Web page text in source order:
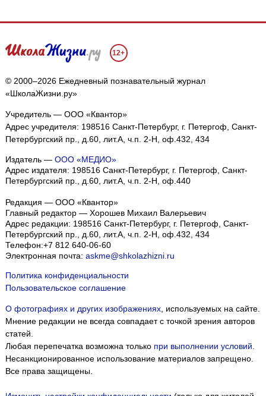
12+
© 2000–2026 Ежедневный познавательный журнал
«ШколаЖизни.ру»
Учредитель — ООО «Квантор»
Адрес учредителя: 198516 Санкт-Петербург, г. Петергоф, Санкт-
Петербургский пр., д.60, лит.А, ч.п. 2-Н, оф.432, 434
Издатель — ООО «МЕДИО»
Адрес издателя: 198516 Санкт-Петербург, г. Петергоф, Санкт-
Петербургский пр., д.60, лит.А, ч.п. 2-Н, оф.440
Редакция — ООО «Квантор»
Главный редактор — Хорошев Михаил Валерьевич
Адрес редакции: 198516 Санкт-Петербург, г. Петергоф, Санкт-
Петербургский пр., д.60, лит.А, ч.п. 2-Н, оф.432, 434
Телефон:+7 812 640-06-60
Электронная почта: askme@shkolazhizni.ru
Политика конфиденциальности
Пользовательское соглашение
О фотографиях и других изображениях, используемых на сайте.
Мнение редакции не всегда совпадает с точкой зрения авторов
статей.
Любая перепечатка возможна только при выполнении условий.
Несанкционированное использование материалов запрещено.
Все права защищены.